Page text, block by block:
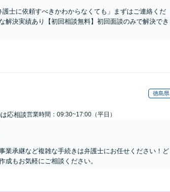
士に依頼すべきかわからなくても」まずはご連絡くだ
決実績あり【初回相談無料】初回面談のみで解決でき
徳島県
応相談営業時間：09:30~17:00（平日）
業承継など複雑な手続きは弁護士にお任せください！ど
もお気軽にご相談ください。